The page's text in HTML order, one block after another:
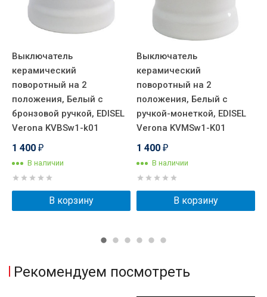
Выключатель
керамический
поворотный на 2
положения, Белый с
бронзовой ручкой, EDISEL
Verona KVBSw1-k01
1 400 ₽
В наличии
В корзину
Выключатель
керамический
поворотный на 2
положения, Белый с
ручкой-монеткой, EDISEL
Verona KVMSw1-K01
1 400 ₽
В наличии
В корзину
Рекомендуем посмотреть